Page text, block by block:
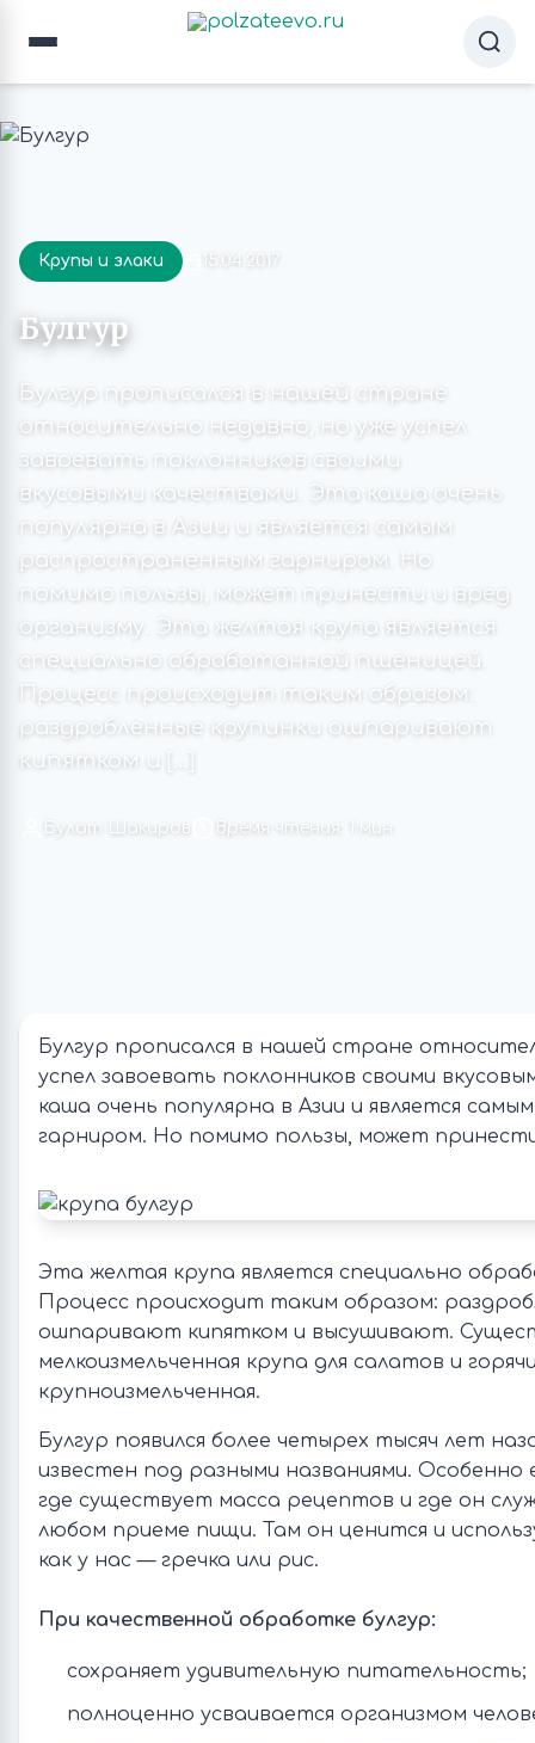
Крупы и злаки 15.04.2017
Булгур
Булгур прописался в нашей стране
относительно недавно, но уже успел
завоевать поклонников своими
вкусовыми качествами. Эта каша очень
популярна в Азии и является самым
распространенным гарниром. Но
помимо пользы, может принести и вред
организму. Эта желтая крупа является
специально обработанной пшеницей.
Процесс происходит таким образом:
раздробленные крупинки ошпаривают
кипятком и […]
Булат Шакиров Время чтения: 1 мин
Булгур прописался в нашей стране
успел завоевать поклонников своими
каша очень популярна в Азии и является
гарниром. Но помимо пользы, может
Эта желтая крупа является специально
Процесс происходит таким образом:
ошпаривают кипятком и высушивают.
мелкоизмельченная крупа для салатов и
крупноизмельченная.
Булгур появился более четырех тысяч лет
известен под разными названиями. Особенно
где существует масса рецептов и где он
любом приеме пищи. Там он ценится и
как у нас — гречка или рис.
При качественной обработке булгур:
сохраняет удивительную питательность;
полноценно усваивается организмом